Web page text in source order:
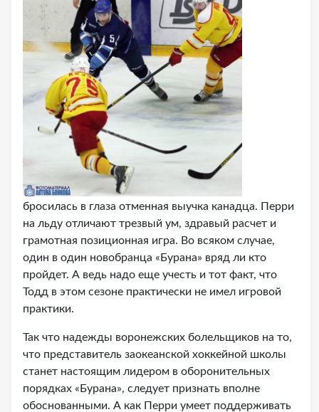
бросилась в глаза отменная выучка канадца. Перри
на льду отличают трезвый ум, здравый расчет и
грамотная позиционная игра. Во всяком случае,
один в один новобранца «Бурана» вряд ли кто
пройдет. А ведь надо еще учесть и тот факт, что
Тодд в этом сезоне практически не имел игровой
практики.
Так что надежды воронежских болельщиков на то,
что представитель заокеанской хоккейной школы
станет настоящим лидером в оборонительных
порядках «Бурана», следует признать вполне
обоснованными. А как Перри умеет поддерживать